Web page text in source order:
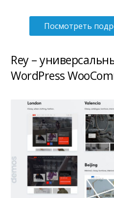
Посмотреть
Rey –
WordPress